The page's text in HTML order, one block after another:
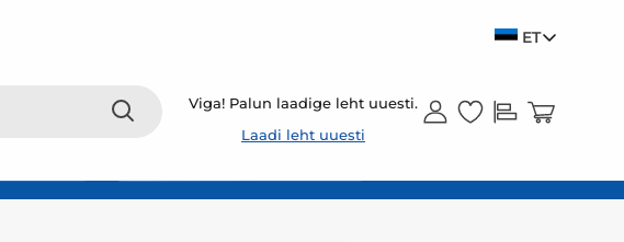
ET
Viga! Palun laadige leht uuesti.
Laadi leht uuesti